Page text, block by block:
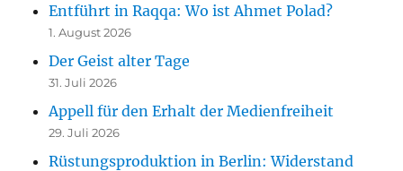
Entführt in Raqqa: Wo ist Ahmet Polad?
1. August 2026
Der Geist alter Tage
31. Juli 2026
Appell für den Erhalt der Medienfreiheit
29. Juli 2026
Rüstungsproduktion in Berlin: Widerstand